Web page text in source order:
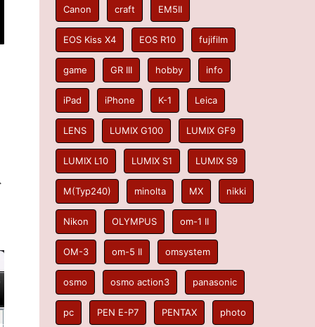
Canon craft EM5II
EOS Kiss X4 EOS R10 fujifilm
game GR III hobby info
iPad iPhone K-1 Leica
LENS LUMIX G100 LUMIX GF9
LUMIX L10 LUMIX S1 LUMIX S9
M(Typ240) minolta MX nikki
Nikon OLYMPUS om-1 II
OM-3 om-5 II omsystem
osmo osmo action3 panasonic
pc PEN E-P7 PENTAX photo